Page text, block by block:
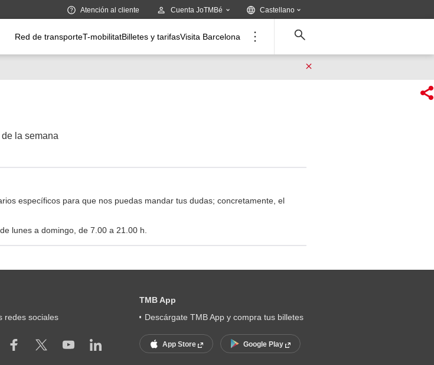
Atención al cliente Cuenta JoTMBé Idioma:
Castellano
Tria
un
altre
Red de transporteT-mobilitatBilletes y tarifasVisita Barcelona
la semana
específicos para que nos puedas mandar tus dudas; concretamente, el
lunes a domingo, de 7.00 a 21.00 h.
redes sociales
TMB App
Descárgate TMB App y compra tus billetes
App Store Google Play